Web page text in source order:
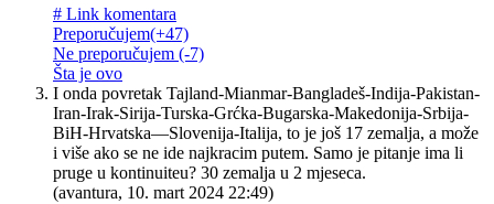
# Link komentara
Preporučujem(+47)
Ne preporučujem (-7)
Šta je ovo
I onda povretak Tajland-Mianmar-Bangladeš-Indija-Pakistan-
Iran-Irak-Sirija-Turska-Grćka-Bugarska-Makedonija-Srbija-
BiH-Hrvatska—Slovenija-Italija, to je još 17 zemalja, a može
i više ako se ne ide najkracim putem. Samo je pitanje ima li
pruge u kontinuiteu? 30 zemalja u 2 mjeseca.
(avantura, 10. mart 2024 22:49)